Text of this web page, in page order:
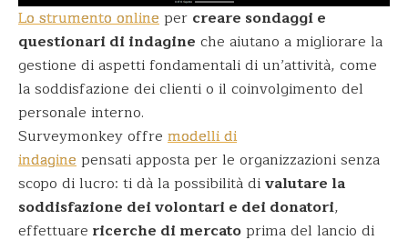
Lo strumento onlineper creare sondaggi e
questionari di indagine che aiutano a migliorare la
gestione di aspetti fondamentali di un’attività, come
la soddisfazione dei clienti o il coinvolgimento del
personale interno.
Surveymonkey offre modelli di
indaginepensati apposta per le organizzazioni senza
scopo di lucro: ti dà la possibilità divalutare la
soddisfazione dei volontari e dei donatori,
effettuare ricerche di mercatoprima del lancio di